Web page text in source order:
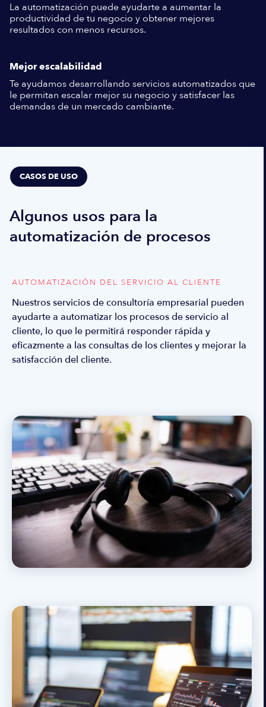
La automatización puede ayudarte a aumentar la
productividad de tu negocio y obtener mejores
resultados con menos recursos.
Mejor escalabilidad
Te ayudamos desarrollando servicios automatizados que
le permitan escalar mejor su negocio y satisfacer las
demandas de un mercado cambiante.
CASOS DE USO
Algunos usos para la
automatización de procesos
AUTOMATIZACIÓN DEL SERVICIO AL CLIENTE
Nuestros servicios de consultoría empresarial pueden
ayudarte a automatizar los procesos de servicio al
cliente, lo que le permitirá responder rápida y
eficazmente a las consultas de los clientes y mejorar la
satisfacción del cliente.